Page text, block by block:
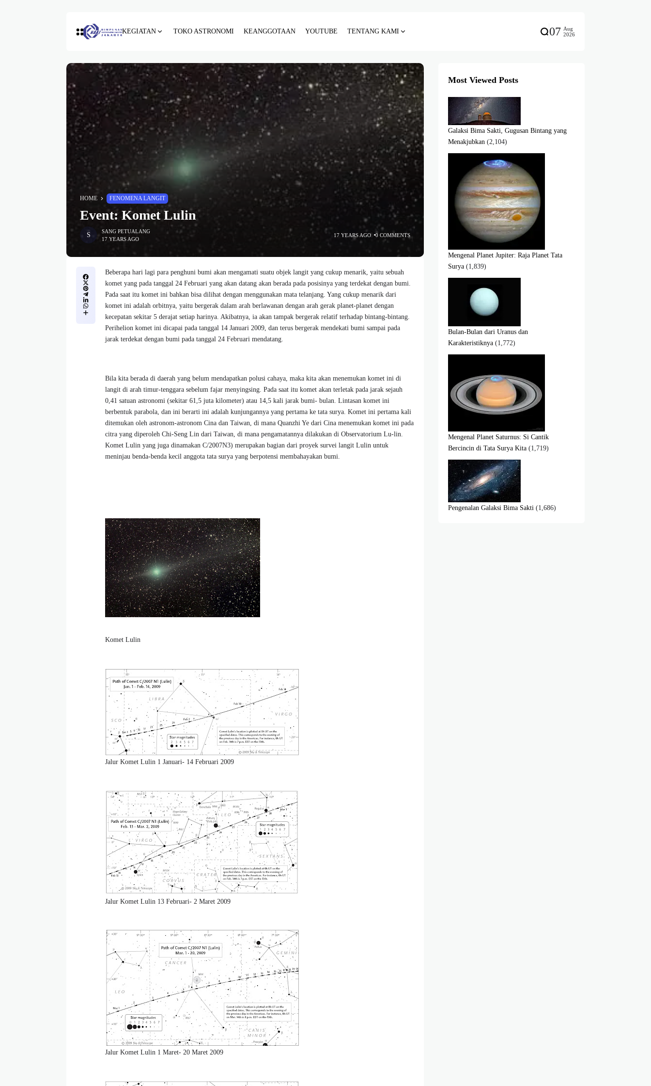
KEGIATAN TOKO ASTRONOMI KEANGGOTAAN YOUTUBE TENTANG KAMI 07 Aug
2026
HOME FENOMENA LANGIT
Event: Komet Lulin
SANG PETUALANG
17 YEARS AGO
17 YEARS AGO 0 COMMENTS
Beberapa hari lagi para penghuni bumi akan mengamati suatu objek langit yang cukup menarik, yaitu sebuah
komet yang pada tanggal 24 Februari yang akan datang akan berada pada posisinya yang terdekat dengan bumi.
Pada saat itu komet ini bahkan bisa dilihat dengan menggunakan mata telanjang. Yang cukup menarik dari
komet ini adalah orbitnya, yaitu bergerak dalam arah berlawanan dengan arah gerak planet-planet dengan
kecepatan sekitar 5 derajat setiap harinya. Akibatnya, ia akan tampak bergerak relatif terhadap bintang-bintang.
Perihelion komet ini dicapai pada tanggal 14 Januari 2009, dan terus bergerak mendekati bumi sampai pada
jarak terdekat dengan bumi pada tanggal 24 Februari mendatang.
Bila kita berada di daerah yang belum mendapatkan polusi cahaya, maka kita akan menemukan komet ini di
langit di arah timur-tenggara sebelum fajar menyingsing. Pada saat itu komet akan terletak pada jarak sejauh
0,41 satuan astronomi (sekitar 61,5 juta kilometer) atau 14,5 kali jarak bumi- bulan. Lintasan komet ini
berbentuk parabola, dan ini berarti ini adalah kunjungannya yang pertama ke tata surya. Komet ini pertama kali
ditemukan oleh astronom-astronom Cina dan Taiwan, di mana Quanzhi Ye dari Cina menemukan komet ini pada
citra yang diperoleh Chi-Seng Lin dari Taiwan, di mana pengamatannya dilakukan di Observatorium Lu-lin.
Komet Lulin yang juga dinamakan C/2007N3) merupakan bagian dari proyek survei langit Lulin untuk
meninjau benda-benda kecil anggota tata surya yang berpotensi membahayakan bumi.
Komet Lulin
Jalur Komet Lulin 1 Januari- 14 Februari 2009
Jalur Komet Lulin 13 Februari- 2 Maret 2009
Jalur Komet Lulin 1 Maret- 20 Maret 2009
Most Viewed Posts
Galaksi Bima Sakti, Gugusan Bintang yang
Menakjubkan (2,104)
Mengenal Planet Jupiter: Raja Planet Tata
Surya (1,839)
Bulan-Bulan dari Uranus dan
Karakteristiknya (1,772)
Mengenal Planet Saturnus: Si Cantik
Bercincin di Tata Surya Kita (1,719)
Pengenalan Galaksi Bima Sakti (1,686)